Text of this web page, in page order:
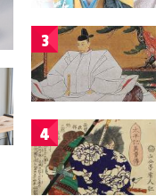
3
4